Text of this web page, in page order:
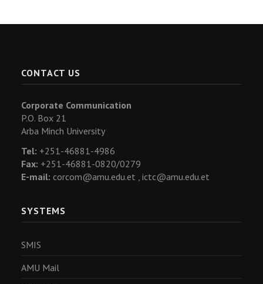
CONTACT US
Corporate Communication
P.O. Box 21
Arba Minch University
Tel: +251-46881-4986
Fax: +251-46881-0820/0279
E-mail: corcom@amu.edu.et , ictc@amu.edu.et
SYSTEMS
SMIS
AMU Mail